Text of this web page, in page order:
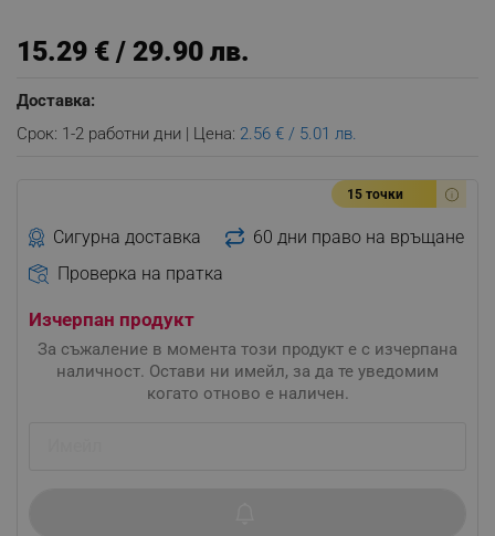
15.29 € / 29.90 лв.
Доставка:
Срок: 1-2 работни дни | Цена: 2.56 € / 5.01 лв.
15 точки
Сигурна доставка
60 дни право на връщане
Проверка на пратка
Изчерпан продукт
За съжаление в момента този продукт е с изчерпана
наличност. Остави ни имейл, за да те уведомим
когато отново е наличен.